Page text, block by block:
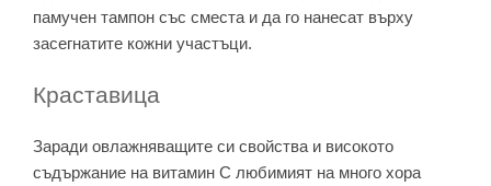
памучен тампон със сместа и да го нанесат върху
засегнатите кожни участъци.
Краставица
Заради овлажняващите си свойства и високото
съдържание на витамин C любимият на много хора